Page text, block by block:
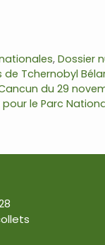
,Dossier
de Tchernobyl
du 29
le Parc